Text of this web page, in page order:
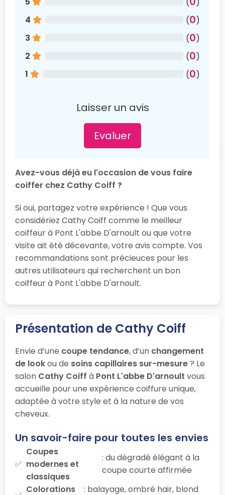
4
(0)
3
(0)
2
(0)
1
(0)
Laisser un avis
Evaluer
Avez-vous déjà eu l'occasion de vous faire
coiffer chez Cathy Coiff ?
Si oui, partagez votre expérience ! Que vous
considériez Cathy Coiff comme le meilleur
coiffeur à Pont L'abbe D'arnoult ou que votre
visite ait été décevante, votre avis compte. Vos
recommandations sont précieuces pour les
autres utilisateurs qui recherchent un bon
coiffeur à Pont L'abbe D'arnoult.
Présentation de Cathy Coiff
Envie d’une coupe tendance, d’un changement
de lookou de soins capillaires sur-mesure? Le
salon Cathy Coiff à Pont L'abbe D'arnoult vous
accueille pour une expérience coiffure unique,
adaptée à votre style et à la nature de vos
cheveux.
Un savoir-faire pour toutes les envies
Coupes
modernes et
classiques
: du dégradé élégant à la
coupe courte affirmée
Colorations
: balayage, ombré hair, blond